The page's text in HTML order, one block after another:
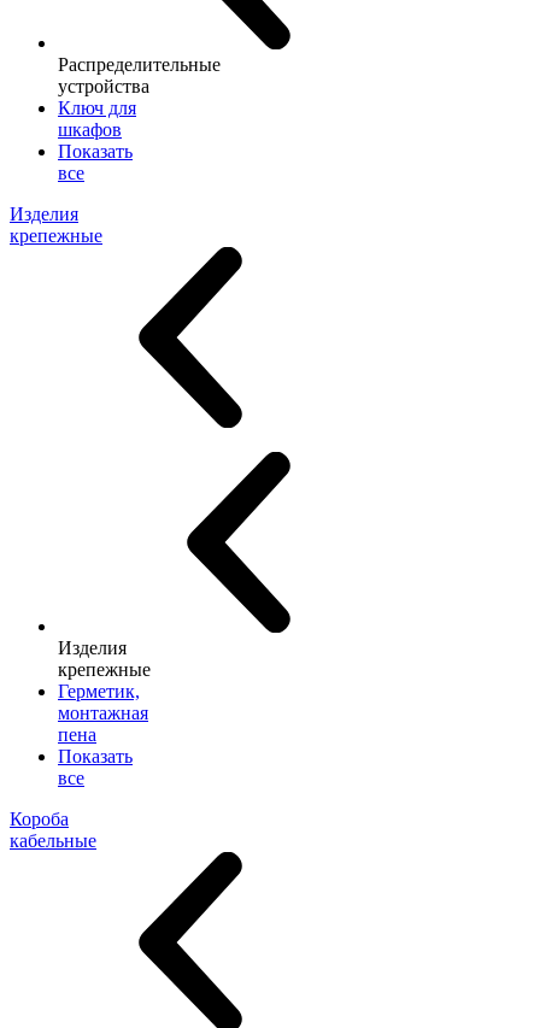
Распределительные
устройства
Ключ для
шкафов
Показать
все
Изделия
крепежные
Изделия
крепежные
Герметик,
монтажная
пена
Показать
все
Короба
кабельные